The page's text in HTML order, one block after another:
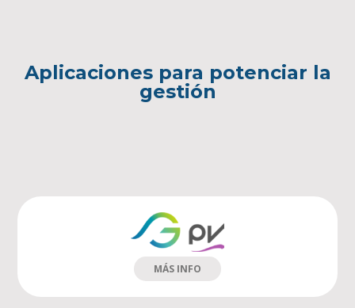
Aplicaciones para potenciar la
gestión
MÁS INFO